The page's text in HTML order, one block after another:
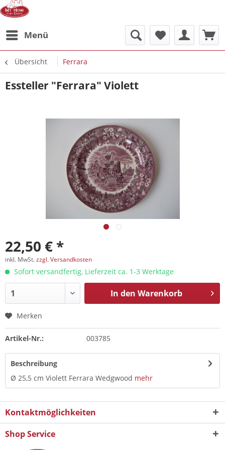
Menü
Übersicht Ferrara
Essteller "Ferrara" Violett
22,50 € *
inkl. MwSt.zzgl. Versandkosten
Sofort versandfertig, Lieferzeit ca. 1-3 Werktage
In den Warenkorb
Merken
Artikel-Nr.: 003785
Beschreibung
Ø 25,5 cm Violett Ferrara Wedgwood mehr
Kontaktmöglichkeiten
Shop Service